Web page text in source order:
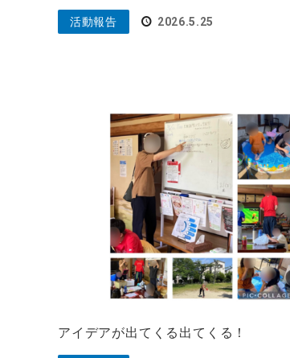
活動報告 2026.5.25
アイデアが出てくる出てくる！